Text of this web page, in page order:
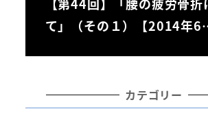
て」（その１）【2014年
カテゴリー